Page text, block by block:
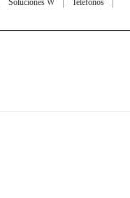
Soluciones W
Teléfonos